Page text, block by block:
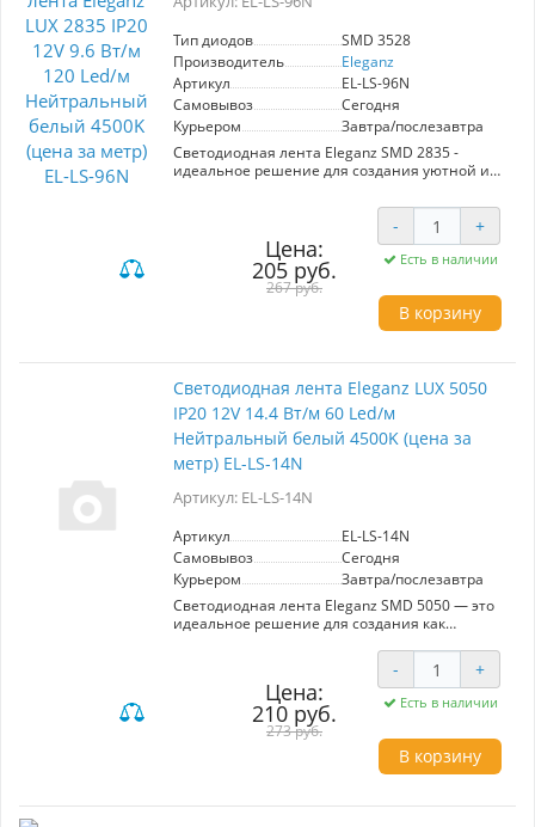
и выставочных стендов, а также для
освещения шкафов и полок.
Тип диодов
SMD 3528
Производитель
Eleganz
Артикул
EL-LS-96N
Самовывоз
Сегодня
Курьером
Завтра/послезавтра
Светодиодная лента Eleganz SMD 2835 -
идеальное решение для создания уютной и
белым светом и мощностью 9,6 Вт/м, она
обеспечивает яркость и комфорт в любых
помещениях. 120 диодов на метр гарантируют
равномерное распределение света, что делает
ленту отличным выбором для натяжных
потолков, кухонь и рабочих зон. Работает от 12
В и имеет степень защиты IP20, что подходит
для внутреннего использования. Простой
делают эту ленту незаменимым элементом в
вашем интерьере.
Цена:
205 руб.
267 руб.
- +
Есть в наличии
В корзину
Светодиодная лента Eleganz LUX 5050
IP20 12V 14.4 Вт/м 60 Led/м
Нейтральный белый 4500K (цена за
метр) EL-LS-14N
Артикул: EL-LS-14N
Артикул
EL-LS-14N
Самовывоз
Сегодня
Курьером
Завтра/послезавтра
Светодиодная лента Eleganz SMD 5050 — это
идеальное решение для создания как
интерьере. С мощностью 14,4 Вт/м и 300
светодиодами на метр, она обеспечивает
яркий и равномерный свет нейтрального
белого цвета, что делает её универсальным
выбором для любых помещений. Благодаря
высокому качеству кристаллов нового
поколения, лента отличается долговечностью
значительную экономию энергии. Уровень
Цена:
210 руб.
273 руб.
- +
Есть в наличии
В корзину